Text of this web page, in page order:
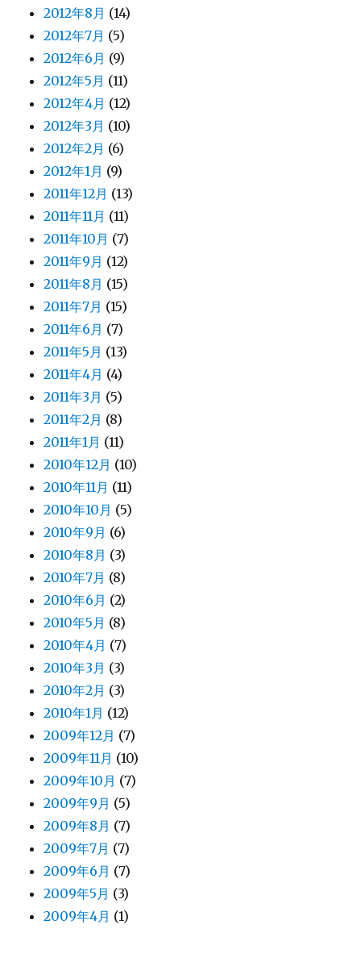
2012年8月 (14)
2012年7月 (5)
2012年6月 (9)
2012年5月 (11)
2012年4月 (12)
2012年3月 (10)
2012年2月 (6)
2012年1月 (9)
2011年12月 (13)
2011年11月 (11)
2011年10月 (7)
2011年9月 (12)
2011年8月 (15)
2011年7月 (15)
2011年6月 (7)
2011年5月 (13)
2011年4月 (4)
2011年3月 (5)
2011年2月 (8)
2011年1月 (11)
2010年12月 (10)
2010年11月 (11)
2010年10月 (5)
2010年9月 (6)
2010年8月 (3)
2010年7月 (8)
2010年6月 (2)
2010年5月 (8)
2010年4月 (7)
2010年3月 (3)
2010年2月 (3)
2010年1月 (12)
2009年12月 (7)
2009年11月 (10)
2009年10月 (7)
2009年9月 (5)
2009年8月 (7)
2009年7月 (7)
2009年6月 (7)
2009年5月 (3)
2009年4月 (1)